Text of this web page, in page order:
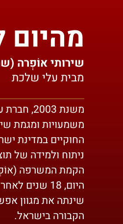
מהיום
שירותי אוֹפְרה
מבית עלי שלכת
משנת
משמעויות ומגמת
החוקיים במדינת
ניתוח ולמידה של
הקמת המשרפה
היום, 18
שינתה את מגוון
הקבורה בישראל.